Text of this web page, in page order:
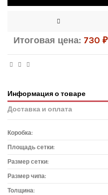
Итоговая цена: 730 ₽
Информация о товаре
Доставка и оплата
Коробка:
Площадь сетки:
Размер сетки:
Размер чипа:
Толщина: